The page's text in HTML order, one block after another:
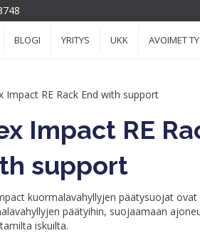
BLOGI YRITYS UKK AVOIMET
Impact RE Rack End with support
Impact RE
support
kuormalavahyllyjen päätysuojat
päätyihin, suojaamaan
iskuilta.